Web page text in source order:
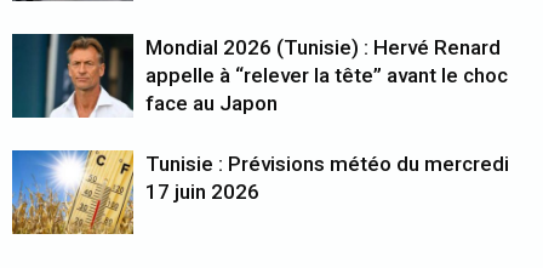
Mondial 2026 (Tunisie) : Hervé Renard
appelle à “relever la tête” avant le choc
face au Japon
Tunisie : Prévisions météo du mercredi
17 juin 2026